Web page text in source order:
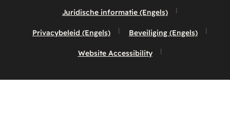
Juridische informatie (Engels)
Privacybeleid (Engels) Beveiliging (Engels)
Website Accessibility